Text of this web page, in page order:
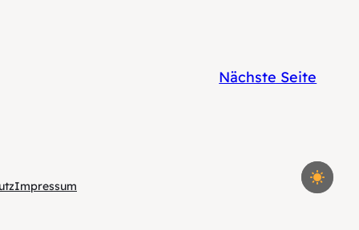
Nächste Seite
Impressum